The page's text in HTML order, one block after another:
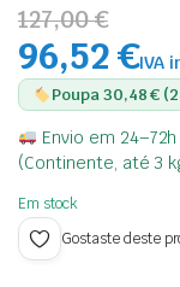
127,00 €
96,52 €IVA
Poupa 30,48 €
Envio em
(Continente, até 3
Em stock
Gostaste deste